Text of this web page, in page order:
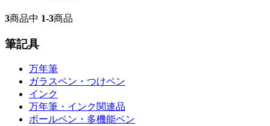
3商品中 1-3商品
筆記具
万年筆
ガラスペン・つけペン
インク
万年筆・インク関連品
ボールペン・多機能ペン